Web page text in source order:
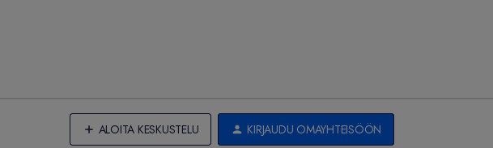
ALOITA KESKUSTELU KIRJAUDU OMAYHTEISÖÖN